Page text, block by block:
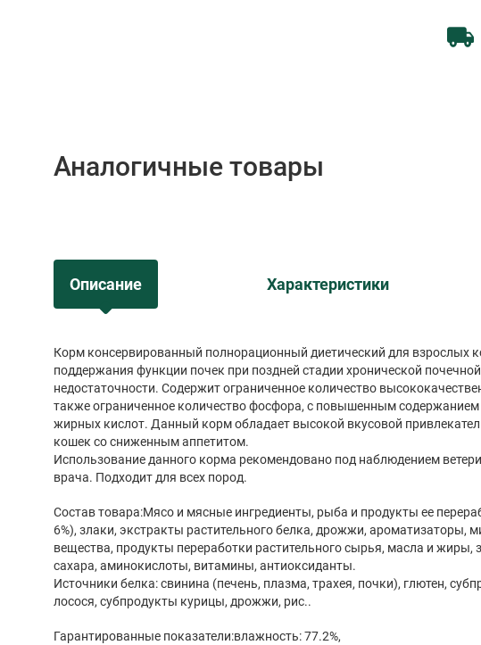
Аналогичные товары
Описание Характеристики
Корм консервированный полнорационный диетический для взрослых
поддержания функции почек при поздней стадии хронической почечной
недостаточности. Содержит ограниченное количество
также ограниченное количество фосфора, с повышенным содержанием
жирных кислот. Данный корм обладает высокой вкусовой
кошек со сниженным аппетитом.
Использование данного корма рекомендовано под наблюдением
врача. Подходит для всех пород.
Состав товара:Мясо и мясные ингредиенты, рыба и продукты ее
6%), злаки, экстракты растительного белка, дрожжи, ароматизаторы,
вещества, продукты переработки растительного сырья, масла и жиры,
сахара, аминокислоты, витамины, антиоксиданты.
Источники белка: свинина (печень, плазма, трахея, почки), глютен,
лосося, субпродукты курицы, дрожжи, рис..
Гарантированные показатели:влажность: 77.2%,